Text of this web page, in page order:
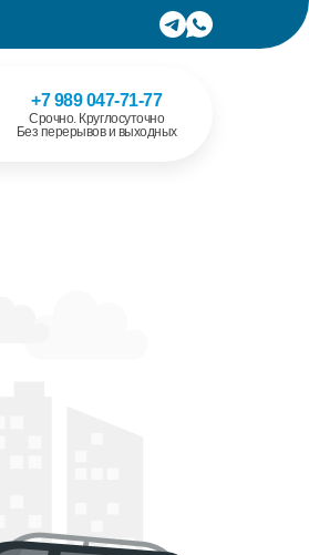
+7 989 047-71-77
Срочно. Круглосуточно
Без перерывов и выходных